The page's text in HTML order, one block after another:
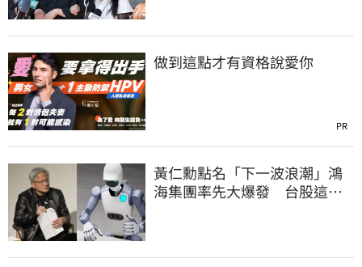
做到這點才有資格說愛你
PR
黃仁勳點名「下一波浪潮」鴻
海集團率先大爆發 台股這族